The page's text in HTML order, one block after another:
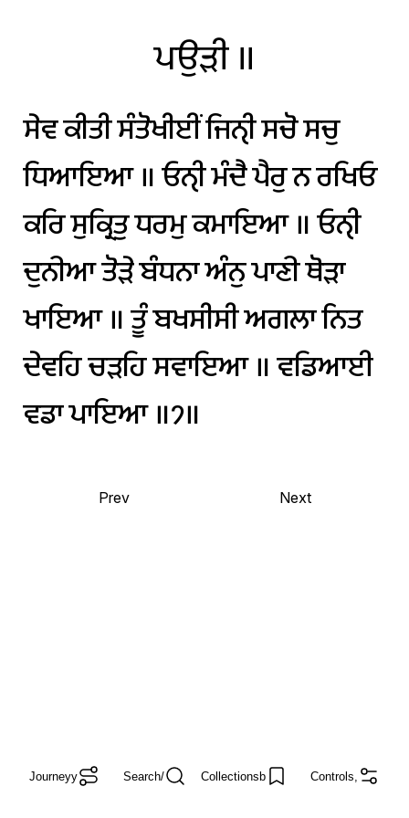
ਪਉੜੀ॥
ਸੇਵਕੀਤੀਸੰਤੋਖੀਈਂ︀ਜਿਨੑੀਸਚੋਸਚੁ
ਧਿਆਇਆ॥ਓਨੑੀਮੰਦੈਪੈਰੁਨਰਖਿਓ
ਕਰਿਸੁਕ੍ਰਿਤੁਧਰਮੁਕਮਾਇਆ॥ਓਨੑੀ
ਦੁਨੀਆਤੋੜੇਬੰਧਨਾਅੰਨੁਪਾਣੀਥੋੜਾ
ਖਾਇਆ॥ਤੂੰਬਖਸੀਸੀਅਗਲਾਨਿਤ
ਦੇਵਹਿਚੜਹਿਸਵਾਇਆ॥ਵਡਿਆਈ
ਵਡਾਪਾਇਆ॥੭॥
Prev Next
Journeyy Search/ Collectionsb Controls